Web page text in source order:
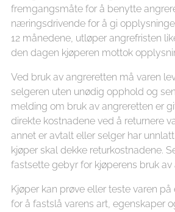
fremgangsmåte for å benytte
næringsdrivende for å gi
12 månedene, utløper angrefristen
den dagen kjøperen mottok
Ved bruk av angreretten må varen
selgeren uten unødig opphold og
melding om bruk av angreretten er
direkte kostnadene ved å returnere
annet er avtalt eller selger har
kjøper skal dekke returkostnadene.
fastsette gebyr for kjøperens bruk av
Kjøper kan prøve eller teste varen
for å fastslå varens art, egenskaper